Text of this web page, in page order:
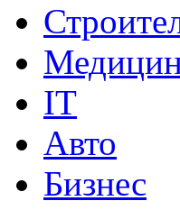
IT
Авто
Бизнес